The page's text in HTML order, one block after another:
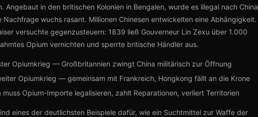
Angebaut in den britischen Kolonien in Bengalen, wurde es illegal nach China
Nachfrage wuchs rasant. Millionen Chinesen entwickelten eine Abhängigkeit.
versuchte gegenzusteuern: 1839 ließ Gouverneur Lin Zexu über 1.000
Opium vernichten und sperrte britische Händler aus.
Opiumkrieg — Großbritannien zwingt China militärisch zur Öffnung
Opiumkrieg — gemeinsam mit Frankreich, Hongkong fällt an die Krone
muss Opium-Importe legalisieren, zahlt Reparationen, verliert Territorien
eines der deutlichsten Beispiele dafür, wie ein Suchtmittel zur Waffe der